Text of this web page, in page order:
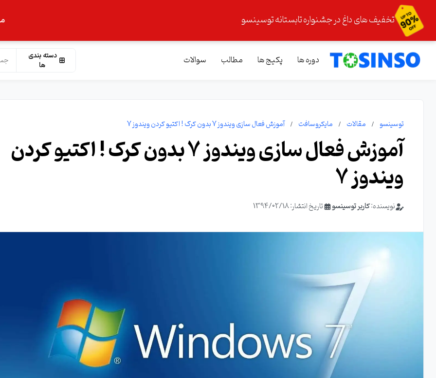
تخفیف های داغ در جشنواره تابستانه توسینسو
دوره ها پکیج ها مطالب سوالات
دسته بندی
ها
توسینسو مقالات مایکروسافت آموزش فعال سازی ویندوز 7 بدون کرک ! اکتیو کردن ویندوز 7
آموزش فعال سازی ویندوز 7 بدون کرک ! اکتیو کردن
ویندوز 7
نویسنده:کاربر توسینسو تاریخ انتشار: 1394/02/18